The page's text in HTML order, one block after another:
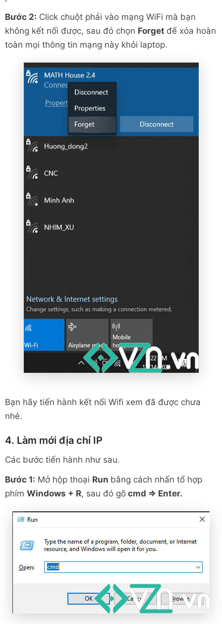
Bước 2: Click chuột phải vào mạng WiFi mà bạn
không kết nối được, sau đó chọn Forget để xóa hoàn
toàn mọi thông tin mạng này khỏi laptop.
Bạn hãy tiến hành kết nối Wifi xem đã được chưa
nhé.
4. Làm mới địa chỉ IP
Các bước tiến hành như sau.
Bước 1: Mở hộp thoại Run bằng cách nhấn tổ hợp
phím Windows + R, sau đó gõ cmd => Enter.